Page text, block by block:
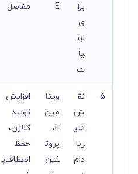
برا
ی
لبن
یا
ت
E
مفاصل
5
نق
ش
شی
ربا
دام
ویتا
مین
E،
پروت
ئین‌
افزایش
تولید
کلاژن،
حفظ
انعطاف‌پ